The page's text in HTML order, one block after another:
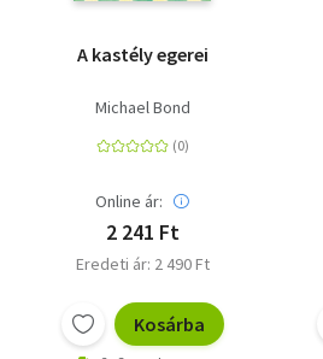
A kastély egerei
Michael Bond
Online ár:
2 241 Ft
Eredeti ár: 2 490 Ft
Kosárba